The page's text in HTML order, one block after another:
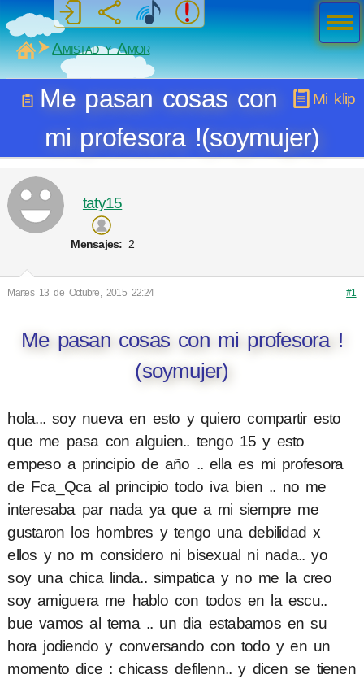
MiSabueso
Amistad y Amor
Mi klip
Me pasan cosas con
mi profesora !(soymujer)
taty15
Mensajes: 2
Martes 13 de Octubre, 2015 22:24 #1
Me pasan cosas con mi profesora !
(soymujer)
hola... soy nueva en esto y quiero compartir esto
que me pasa con alguien.. tengo 15 y esto
empeso a principio de año .. ella es mi profesora
de Fca_Qca al principio todo iva bien .. no me
interesaba par nada ya que a mi siempre me
gustaron los hombres y tengo una debilidad x
ellos y no m considero ni bisexual ni nada.. yo
soy una chica linda.. simpatica y no me la creo
soy amiguera me hablo con todos en la escu..
bue vamos al tema .. un dia estabamos en su
hora jodiendo y conversando con todo y en un
momento dice : chicass defilenn.. y dicen se tienen
Men
ú